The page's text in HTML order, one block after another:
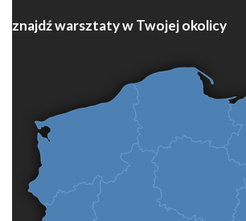
znajdź warsztaty w Twojej okolicy